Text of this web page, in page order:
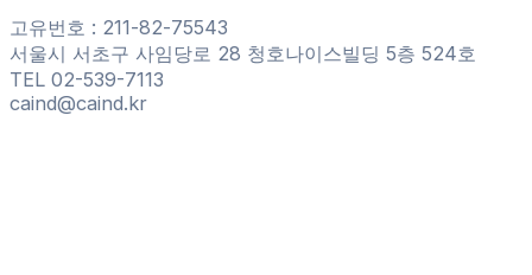
고유번호 : 211-82-75543
서울시 서초구 사임당로 28 청호나이스빌딩 5층 524호
TEL 02-539-7113
caind@caind.kr